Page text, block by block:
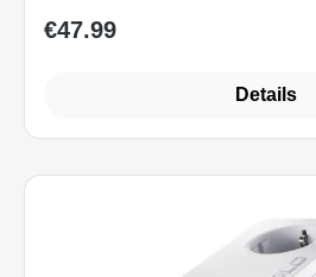
Regular price:
€47.99
Details